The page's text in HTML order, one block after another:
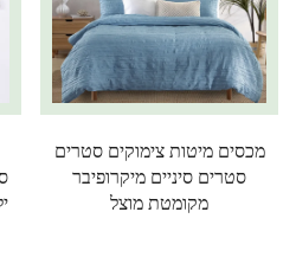
מכסים מיטות צימוקים סטרים
סטרים סיניים מיקרופיבר
מקומטת מוצל